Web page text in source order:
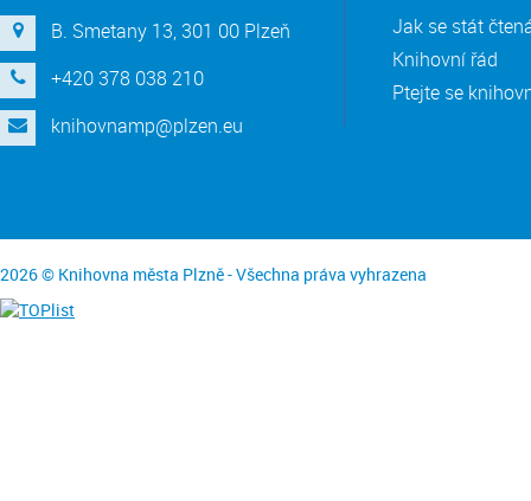
B. Smetany 13, 301 00 Plzeň
+420 378 038 210
knihovnamp@plzen.eu
Jak se stát
Knihovní řád
Ptejte se
2026 © Knihovna města Plzně - Všechna práva vyhrazena